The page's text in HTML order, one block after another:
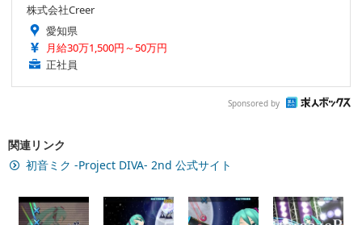
株式会社Creer
愛知県
月給30万1,500円～50万円
正社員
Sponsored by
関連リンク
初音ミク -Project DIVA- 2nd 公式サイト